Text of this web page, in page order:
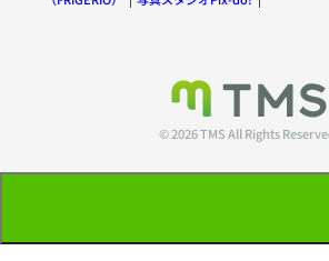
© 2026 TMS All Rights